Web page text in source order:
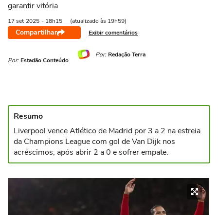
garantir vitória
17 set 2025 - 18h15 (atualizado às 19h59)
Compartilhar Exibir comentários
Por: Estadão Conteúdo
Por: Redação Terra
Resumo
Liverpool vence Atlético de Madrid por 3 a 2 na estreia
da Champions League com gol de Van Dijk nos
acréscimos, após abrir 2 a 0 e sofrer empate.